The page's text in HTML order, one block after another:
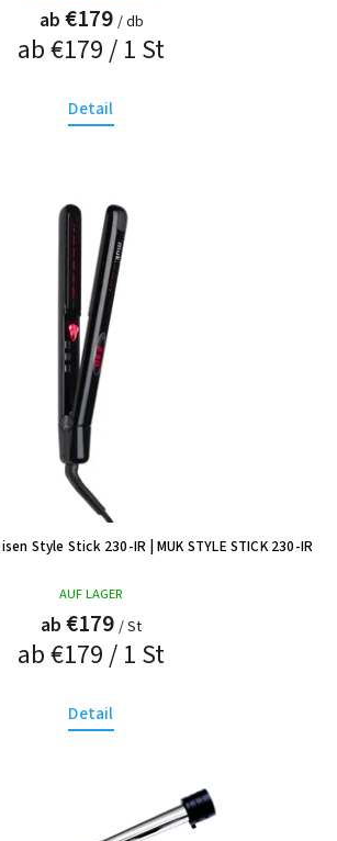
ab €179 / db
ab €179 / 1 St
Detail
Style Stick 230-IR | MUK STYLE STICK 230-IR
AUF LAGER
ab €179 / St
ab €179 / 1 St
Detail